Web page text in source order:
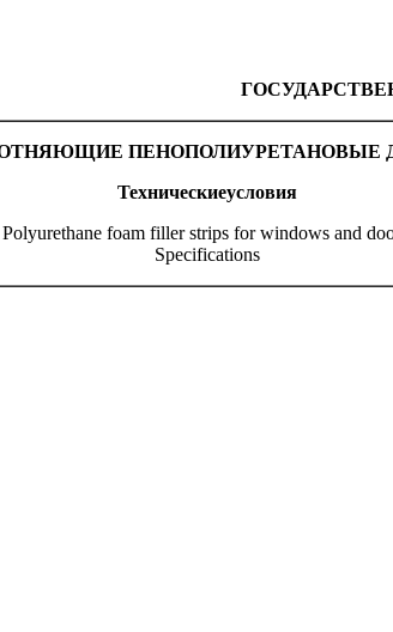
ПЕНОПОЛИУРЕТАНОВЫЕ
Техническиеусловия
Polyurethane foam filler strips for windows and
Specifications